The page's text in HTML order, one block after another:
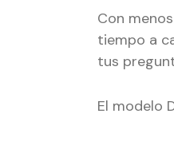
Con
tiempo a
tus
El modelo